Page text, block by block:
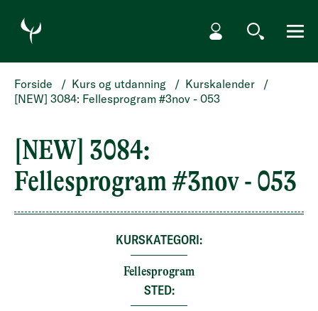
HOPP TIL HOVEDINNHOLD
Min side
Søk Meny
Forside / Kurs og utdanning / Kurskalender
/
[NEW] 3084: Fellesprogram #3nov - 053
[NEW] 3084:
Fellesprogram #3nov - 053
KURSKATEGORI:
Fellesprogram
STED: